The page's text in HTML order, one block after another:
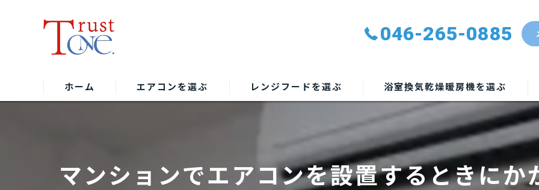
046-265-0885
ホーム エアコンを選ぶ レンジフードを選ぶ 浴室換気乾燥暖房機を選ぶ
マンションでエアコンを設置するときにか